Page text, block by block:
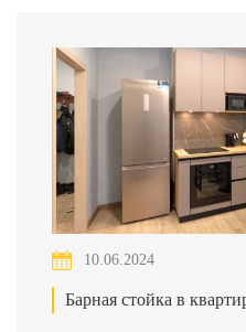
10.06.2024
Барная стойка в